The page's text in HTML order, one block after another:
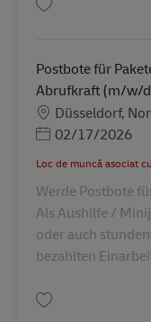
Postbote für
Abrufkraft (m/w/
Locație
Düsseldorf,
Posted Date
02/17/2026
Loc de muncă asociat
Werde Postbote
Als Aushilfe /
oder auch
bezahlten